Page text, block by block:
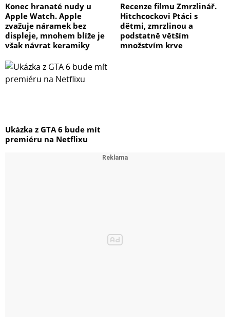
Konec hranaté nudy u
Apple Watch. Apple
zvažuje náramek bez
displeje, mnohem blíže je
však návrat keramiky
Recenze filmu Zmrzlinář.
Hitchcockovi Ptáci s
dětmi, zmrzlinou a
podstatně větším
množstvím krve
Ukázka z GTA 6 bude mít
premiéru na Netflixu